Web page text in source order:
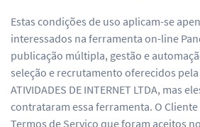
Estas condições de uso aplicam-se
interessados na ferramenta on-line
publicação múltipla, gestão e
seleção e recrutamento oferecidos pela
ATIVIDADES DE INTERNET LTDA, mas
contrataram essa ferramenta. O
Termos de Serviço que foram aceitos